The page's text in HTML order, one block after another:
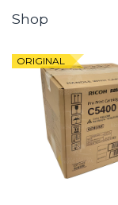
Shop
ORIGINAL